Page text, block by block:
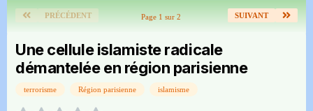
PRÉCÉDENT SUIVANT
Page 1 sur 2
Une cellule islamiste radicale
démantelée en région parisienne
terrorisme Région parisienne islamisme